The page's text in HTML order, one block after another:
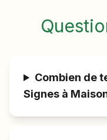
Combien de
Signes à